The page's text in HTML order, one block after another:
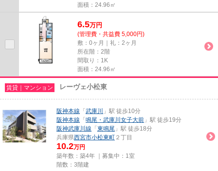
面積：24.96㎡
6.5万円
(管理費・共益費 5,000円)
敷：0ヶ月｜礼：2ヶ月
所在階：2階
間取り：1K
面積：24.96㎡
賃貸｜マンション レーヴェ小松東
阪神本線 「 武庫川
」駅 徒歩10分
阪神本線 「 鳴尾・武庫川女子大前 」駅 徒歩19分
阪神武庫川線 「 東鳴尾 」駅 徒歩18分
兵庫県西宮市小松東町 ２丁目
10.2万円
築年数：築4年 ｜募集中： 1室
階数：3階建